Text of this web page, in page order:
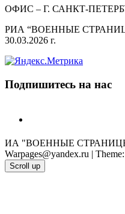
ОФИС – Г. САНКТ-
РИА “ВОЕННЫЕ
30.03.2026 г.
Подпишитесь на нас
ИА "ВОЕННЫЕ
Warpages@yandex.ru |
Scroll up